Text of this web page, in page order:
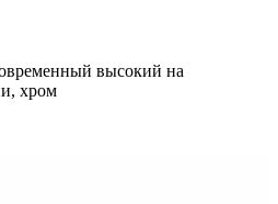
высокий на
хром